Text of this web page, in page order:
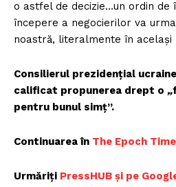
o astfel de decizie…un ordin de
începere a negocierilor va
noastră, literalmente în acelaşi
Consilierul prezidenţial
calificat propunerea drept o „
pentru bunul simţ”.
Continuarea în The Epoch
Urmăriți PressHUB și pe